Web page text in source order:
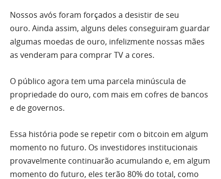
Nossos avós foram forçados a desistir de seu
ouro. Ainda assim, alguns deles conseguiram guardar
algumas moedas de ouro, infelizmente nossas mães
as venderam para comprar TV a cores.
O público agora tem uma parcela minúscula de
propriedade do ouro, com mais em cofres de bancos
e de governos.
Essa história pode se repetir com o bitcoin em algum
momento no futuro. Os investidores institucionais
provavelmente continuarão acumulando e, em algum
momento do futuro, eles terão 80% do total, como